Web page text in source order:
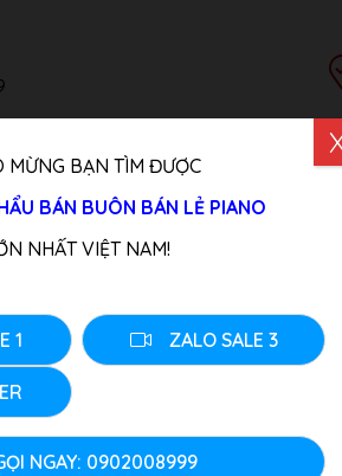
LIÊN HỆ
Đàn Piano Cơ MIKI
Thương hiệu:Hãng Khác
Tình trang: Liên Hệ
0₫
MỪNG BẠN TÌM ĐƯỢC
BÁN BUÔN BÁN LẺ PIANO
NHẤT VIỆT NAM!
1 ZALO SALE 3
NGAY: 0902008999